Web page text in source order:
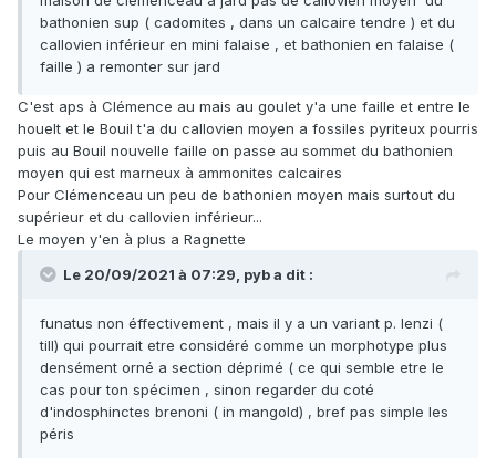
bathonien sup ( cadomites , dans un calcaire tendre ) et du
callovien inférieur en mini falaise , et bathonien en falaise (
faille ) a remonter sur jard
C'est aps à Clémence au mais au goulet y'a une faille et entre le
houelt et le Bouil t'a du callovien moyen a fossiles pyriteux pourris
puis au Bouil nouvelle faille on passe au sommet du bathonien
moyen qui est marneux à ammonites calcaires
Pour Clémenceau un peu de bathonien moyen mais surtout du
supérieur et du callovien inférieur...
Le moyen y'en à plus a Ragnette
Le 20/09/2021 à 07:29, pyba dit :
funatus non éffectivement , mais il y a un variant p. lenzi (
till) qui pourrait etre considéré comme un morphotype plus
densément orné a section déprimé ( ce qui semble etre le
cas pour ton spécimen , sinon regarder du coté
d'indosphinctes brenoni ( in mangold) , bref pas simple les
péris